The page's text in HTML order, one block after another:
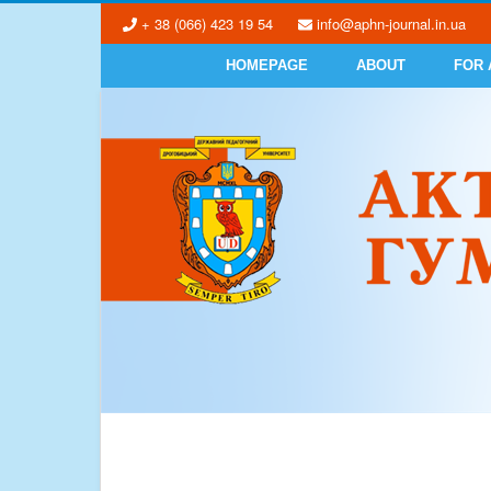
+ 38 (066) 423 19 54 info@aphn-journal.in.ua
HOMEPAGE ABOUT FOR